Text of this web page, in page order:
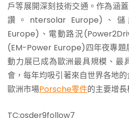
戶等展開深刻技術交通。作為涵
讚。ntersolar Europe)、
Europe)、電動路況
(EM-Power Europe)四年夜專題
動力展已成為歐洲最具規模、最
會，每年均吸引著來自世界各地
歐洲市場Porsche零件的主要增長
TC:osder9follow7